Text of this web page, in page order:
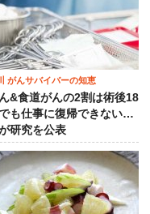
がんサバイバーの知恵
&食道がんの2割は術後18
も仕事に復帰できない…
研究を公表